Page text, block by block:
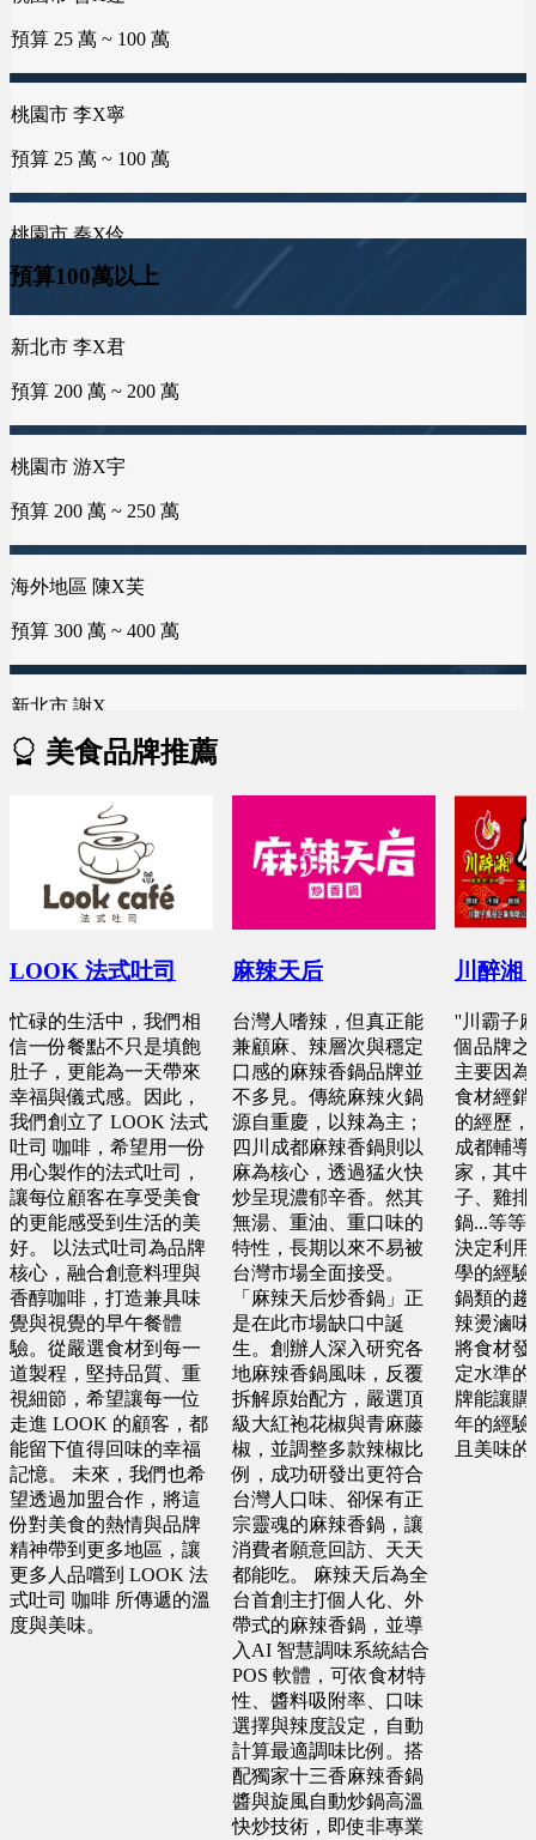
預算 25 萬 ~ 100 萬
高雄市 葉X姐
彰化縣 蕭X豐
預算 25 萬 ~ 200 萬
嘉義市 王X志
預算 100 萬 ~ 200 萬
預算 25 萬 ~ 50 萬
新北市 許X鈞
預算 25 萬 ~ 50 萬
新北市 譚X生
預算 25 萬 ~ 50 萬
雲林縣 林X姐
新北市 黃X姐
台南市 曾X靖
台中市 李X毓
雲林縣 林X慧
預算 25 萬 ~ 50 萬
桃園市 曾X婷
預算 25 萬 ~ 50 萬
新北市 楊X
預算 25 萬 ~ 50 萬
桃園市 李X寧
預算 25 萬 ~ 100 萬
桃園市 秦X伶
預算 75 萬 ~ 100 萬
海外地區 MXo
預算 25 萬 ~ 100 萬
屏東縣 潘X瑜
預算 100 萬 ~ 150 萬
新竹市 侯X姐
預算 100 萬 ~ 150 萬
台南市 曾X芸
預算 100 萬 ~ 150 萬
預算 50 萬 ~ 100 萬
新竹市 EXc
預算 100 萬 ~ 100 萬
彰化縣 詹X任
預算 25 萬 ~ 100 萬
基隆市 胡X姐
預算 50 萬 ~ 100 萬
台南市 郭X洺
預算 25 萬 ~ 100 萬
桃園市 謝X孝
預算 25 萬 ~ 100 萬
金門縣 許X浚
預算 25 萬 ~ 100 萬
預算100萬以上
預算 200 萬 ~ 200 萬
桃園市 游X宇
預算 200 萬 ~ 250 萬
海外地區 陳X芙
預算 300 萬 ~ 400 萬
新北市 謝X
預算 150 萬 ~ 250 萬
預算 100 萬 ~ 200 萬
台南市 周X臣
桃園市 李X洋
預算 150 萬 ~ 200 萬
新北市 蕭X微
預算 200 萬 ~ 200 萬
台中市 李X靜
預算 100 萬 ~ 200 萬
桃園市 黃X祥
預算 100 萬 ~ 200 萬
屏東縣 邱X瑄
預算 100 萬 ~ 250 萬
台中市 何X廷
美食品牌推薦
LOOK 法式吐司
忙碌的生活中，我們相
信一份餐點不只是填飽
肚子，更能為一天帶來
幸福與儀式感。因此，
我們創立了 LOOK 法式
吐司 咖啡，希望用一份
用心製作的法式吐司，
讓每位顧客在享受美食
的更能感受到生活的美
好。 以法式吐司為品牌
核心，融合創意料理與
香醇咖啡，打造兼具味
覺與視覺的早午餐體
驗。從嚴選食材到每一
道製程，堅持品質、重
視細節，希望讓每一位
走進 LOOK 的顧客，都
能留下值得回味的幸福
記憶。 未來，我們也希
望透過加盟合作，將這
份對美食的熱情與品牌
精神帶到更多地區，讓
更多人品嚐到 LOOK 法
式吐司 咖啡 所傳遞的溫
度與美味。
麻辣天后
台灣人嗜辣，但真正能
兼顧麻、辣層次與穩定
口感的麻辣香鍋品牌並
不多見。傳統麻辣火鍋
源自重慶，以辣為主；
四川成都麻辣香鍋則以
麻為核心，透過猛火快
炒呈現濃郁辛香。然其
無湯、重油、重口味的
特性，長期以來不易被
台灣市場全面接受。
「麻辣天后炒香鍋」正
是在此市場缺口中誕
生。創辦人深入研究各
地麻辣香鍋風味，反覆
拆解原始配方，嚴選頂
級大紅袍花椒與青麻藤
椒，並調整多款辣椒比
例，成功研發出更符合
台灣人口味、卻保有正
宗靈魂的麻辣香鍋，讓
消費者願意回訪、天天
都能吃。 麻辣天后為全
台首創主打個人化、外
帶式的麻辣香鍋，並導
入AI 智慧調味系統結合
POS 軟體，可依食材特
性、醬料吸附率、口味
選擇與辣度設定，自動
計算最適調味比例。搭
配獨家十三香麻辣香鍋
醬與旋風自動炒鍋高溫
快炒技術，即使非專業
川醉湘
''川霸子
個品牌之
主要因
食材經銷
的經歷
成都輔
家，其中
子、雞排
鍋...等等
決定利用
學的經驗
鍋類的趨
辣燙滷味
將食材
定水準
牌能讓
年的經驗
且美味